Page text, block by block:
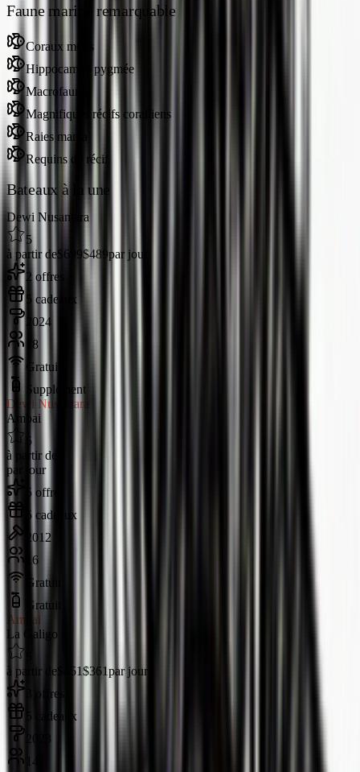
Faune marine remarquable
Coraux mous
Hippocampe pygmée
Macrofaune
Magnifiques récifs coralliens
Raies manta
Requins de récif
Bateaux à la une
Dewi Nusantara
5
à partir de$699$489par jour
2 offres
5 cadeaux
2024
18
Gratuit
Supplément
Dewi Nusantara
Ambai
5
à partir de
par jour
5 offres
5 cadeaux
2012
16
Gratuit
Gratuit
Ambai
La Galigo
à partir de $451$361par jour
3 offres
5 cadeaux
2023
14